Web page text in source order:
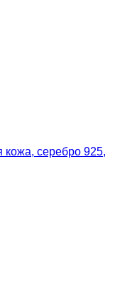
кожа, серебро 925,